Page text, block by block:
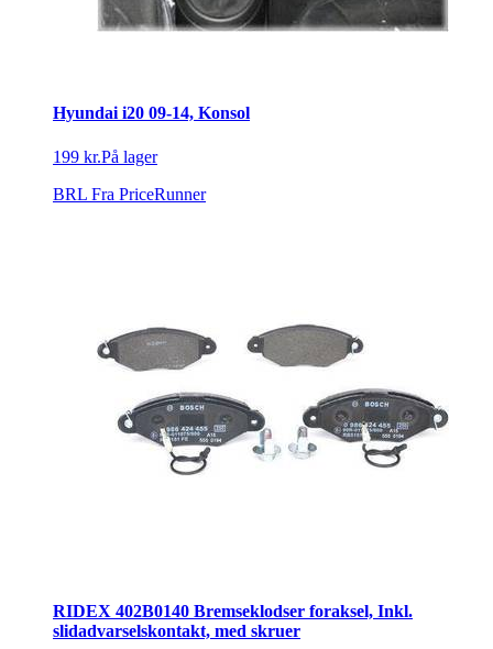
Hyundai i20 09-14, Konsol
199 kr.På lager
BRL Fra PriceRunner
RIDEX 402B0140 Bremseklodser foraksel, Inkl.
slidadvarselskontakt, med skruer